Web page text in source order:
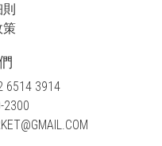
則
策
6514 3914